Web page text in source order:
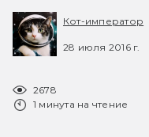
Кот-император
28 июля 2016 г.
2678
1 минута на чтение